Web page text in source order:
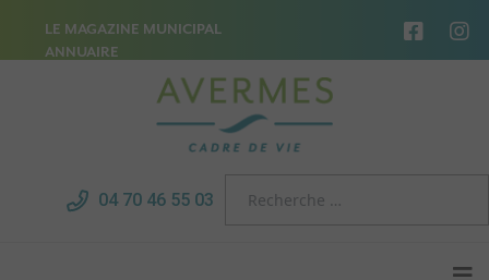
LE MAGAZINE MUNICIPAL
ANNUAIRE
04 70 46 55 03